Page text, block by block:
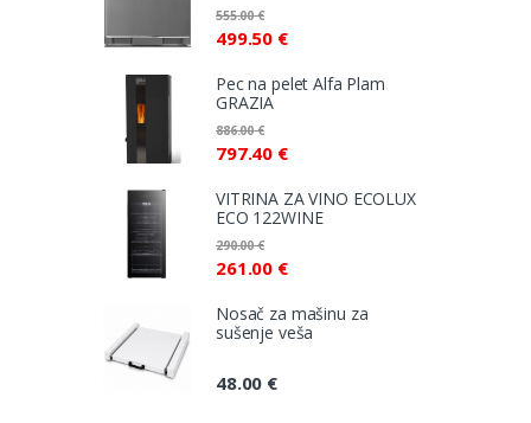
499.50 €
555.00€
Pec na pelet Alfa Plam
GRAZIA
797.40 €
886.00€
VITRINA ZA VINO ECOLUX
ECO 122WINE
261.00 €
290.00€
Nosač za mašinu za
sušenje veša
48.00 €